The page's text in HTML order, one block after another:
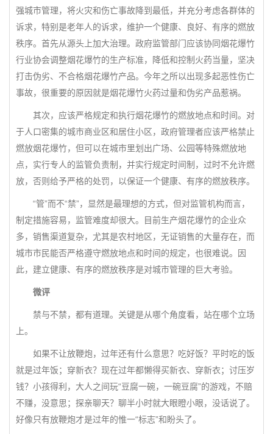
强城市管理，将火灾和伤亡事故降到最低，并充分考虑各群体的
诉求，特别是老年人的诉求，维护一个健康、良好、有序的燃放
秩序。首先从源头上加大治理。政府监管部门应该协同烟花爆竹
行业协会调整烟花爆竹的生产标准，降低和控制火药当量，坚决
打击伪劣、不合格烟花爆竹产品。今年之所以出现多起恶性伤亡
事故，很重要的原因就是烟花爆竹火药过量和伪劣产品惹祸。
其次，应该严格规定和执行烟花爆竹的燃放地点和时间。对
于人口密集的城市商业区和居住小区，政府管理者应该严格禁止
燃放烟花爆竹，但可以在城市里划出广场、公园等特殊燃放地
点，实行专人的监管负责制，并实行规定时间制，过时不允许燃
放，否则给予严格的处罚，以保证一个健康、有序的燃放秩序。
“管”而不“禁”，显然是最理想的方式，但对监管机构而言，
制定措施容易，监管难度却很大。目前生产烟花爆竹的企业众
多，销售渠道复杂，尤其是农村地区，无证销售的大量存在，而
城市市民能否严格遵守燃放地点和时间的规定，也很难说。因
此，建立健康、有序的燃放秩序是对城市管理的巨大考验。
微评
禁与不禁，都有道理。关键是从哪个角度看，站在哪个立场
上。
如果不让放鞭炮，过年还有什么意思？吃好饭？平时吃的饭
就是过年饭；穿新衣？现在过年都懒得买新衣、穿新衣；讨压岁
钱？小孩得利，大人之间玩“豆腐一碗，一碗豆腐”的游戏，不赔
不赚，没意思；探亲聊天？聊半小时就大眼瞪小眼，没话说了。
好像只有放鞭炮才是过年的惟一“标志”和盼头了。